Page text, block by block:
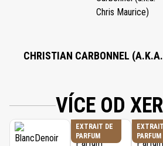
CHRISTIAN CARBONNEL
VÍCE OD
EXTRAIT DE
PARFUM
PARFUM